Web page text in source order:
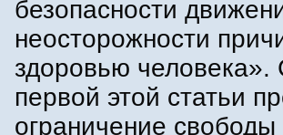
безопасности
неосторожности
здоровью человека».
первой этой статьи
ограничение свободы